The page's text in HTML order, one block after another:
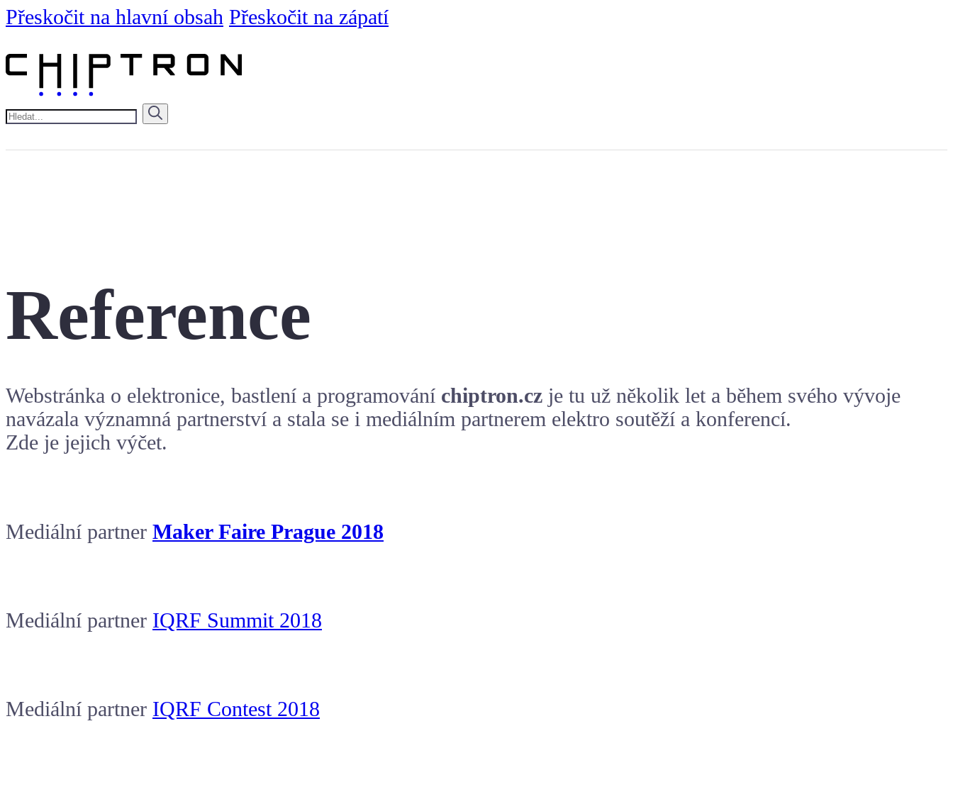
Přeskočit na hlavní obsah Přeskočit na zápatí
Hledat
Reference
Webstránka o elektronice, bastlení a programování chiptron.cz je tu už několik let a během svého vývoje
navázala významná partnerství a stala se i mediálním partnerem elektro soutěží a konferencí.
Zde je jejich výčet.
Mediální partner Maker Faire Prague 2018
Mediální partner IQRF Summit 2018
Mediální partner IQRF Contest 2018